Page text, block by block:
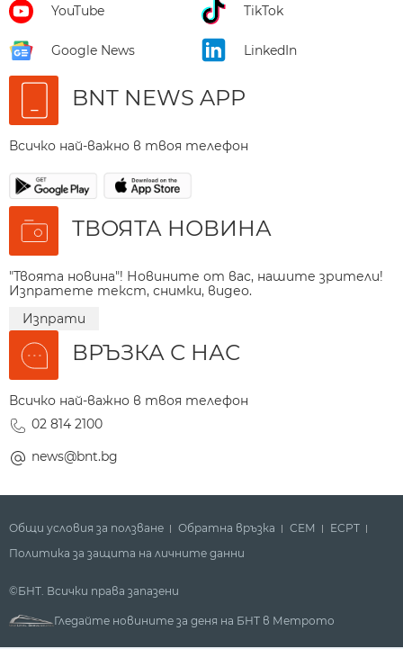
YouTube TikTok
Google News LinkedIn
BNT NEWS APP
Всичко най-важно в твоя телефон
ТВОЯТА НОВИНА
"Твоята новина"! Новините от вас, нашите зрители!
Изпратете текст, снимки, видео.
Изпрати
ВРЪЗКА С НАС
Всичко най-важно в твоя телефон
02 814 2100
news@bnt.bg
Общи условия за ползване Обратна връзка СЕМ
ECPT
Политика за защита на личните данни
©БНТ. Всички права запазени
Гледайте новините за деня на БНТ в Метрото